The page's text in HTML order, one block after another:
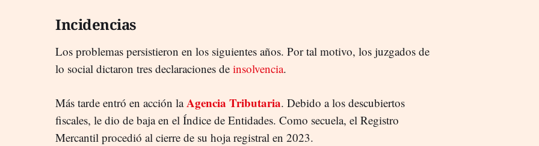
Incidencias
Los problemas persistieron en los siguientes años. Por tal motivo, los juzgados de
lo social dictaron tres declaraciones de insolvencia.
Más tarde entró en acción laAgencia Tributaria. Debido a los descubiertos
fiscales, le dio de baja en el Índice de Entidades. Como secuela, el Registro
Mercantil procedió al cierre de su hoja registral en 2023.